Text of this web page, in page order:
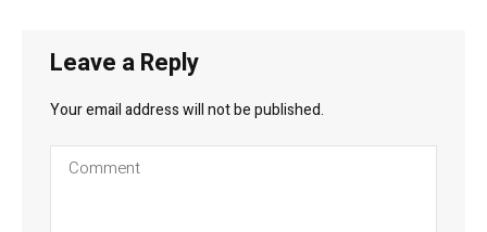
Leave a Reply
Your email address will not be published.